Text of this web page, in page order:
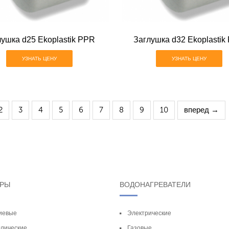
d25 Ekoplastik PPR
УЗНАТЬ ЦЕНУ
Заглушка d32 Ekoplastik
УЗНАТЬ ЦЕНУ
3 4 5 6 7 8 9 10 вперед →
ВОДОНАГРЕВАТЕЛИ
Электрические